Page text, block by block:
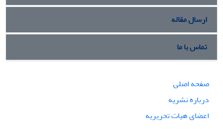
ارسال مقاله
تماس با ما
صفحه اصلی
درباره نشریه
اعضای هیات تحریریه